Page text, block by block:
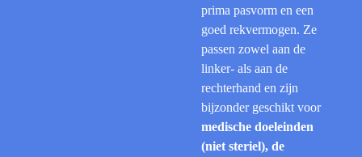
prima pasvorm en een
goed rekvermogen. Ze
passen zowel aan de
linker- als aan de
rechterhand en zijn
bijzonder geschikt voor
medische doeleinden
(niet steriel), de